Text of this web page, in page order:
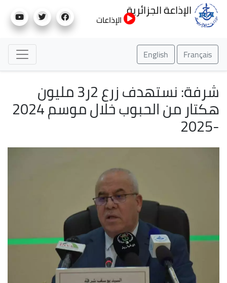
إلى
الإذاعة الجزائرية
الإذاعات
Français
English
شرفة: نستهدف زرع 2ر3 مليون
هكتار من الحبوب خلال موسم 2024